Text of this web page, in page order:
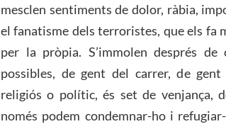
mesclen sentiments de dolor, ràbia,
el fanatisme dels terroristes, que els fa
per la pròpia. S’immolen després
possibles, de gent del carrer, de gent
religiós o polític, és set de venjança,
només podem condemnar-ho i